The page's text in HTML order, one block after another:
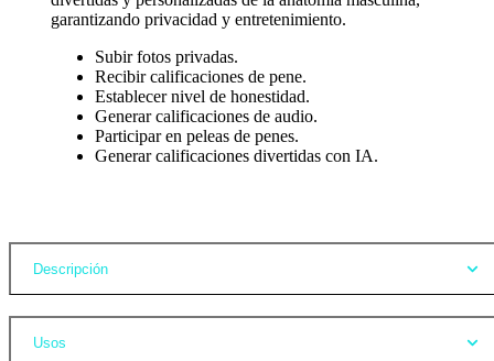
garantizando privacidad y entretenimiento.
Subir fotos privadas.
Recibir calificaciones de pene.
Establecer nivel de honestidad.
Generar calificaciones de audio.
Participar en peleas de penes.
Generar calificaciones divertidas con IA.
Descripción
Usos